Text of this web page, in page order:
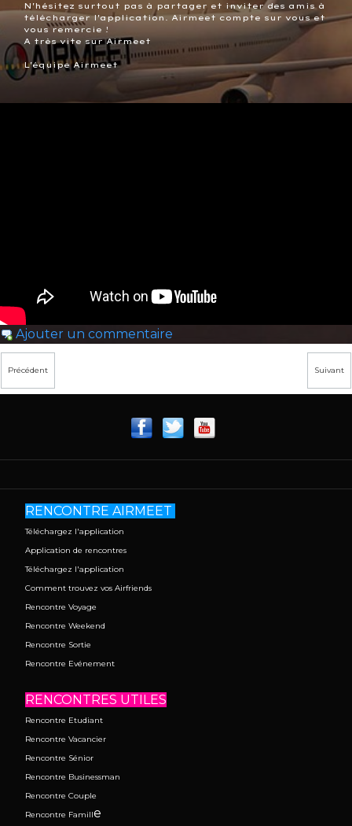
N'hésitez surtout pas à partager et inviter des amis à
télécharger l'application. Airmeet compte sur vous et
vous remercie !
A très vite sur Airmeet
L'équipe Airmeet
Ajouter un commentaire
Précédent Suivant
RENCONTRE AIRMEET
Téléchargez l'application
Application de rencontres
Téléchargez l'application
Comment trouvez vos Airfriends
Rencontre Voyage
Rencontre Weekend
Rencontre Sortie
Rencontre Evénement
RENCONTRES UTILES
Rencontre Etudiant
Rencontre Vacancier
Rencontre Sénior
Rencontre Businessman
Rencontre Couple
Rencontre Famille